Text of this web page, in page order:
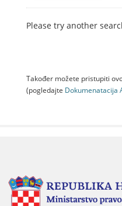
Please try another
Također možete pristupiti
(pogledajte Dokumenаtаcijа